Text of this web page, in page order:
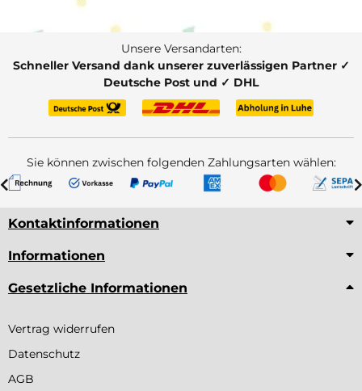
Unsere Versandarten:
Schneller Versand dank unserer zuverlässigen Partner ✓
Deutsche Post und ✓ DHL
Sie können zwischen folgenden Zahlungsarten wählen:
Kontaktinformationen
Informationen
Gesetzliche Informationen
Vertrag widerrufen
Datenschutz
AGB